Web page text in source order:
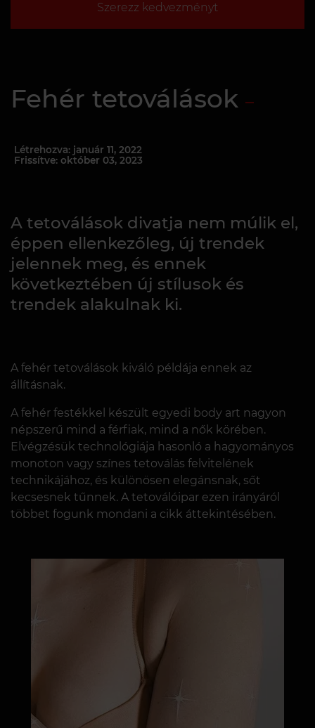
Szerezz kedvezményt
Fehér tetoválások
Létrehozva: január 11, 2022
Frissítve: október 03, 2023
A tetoválások divatja nem múlik el,
éppen ellenkezőleg, új trendek
jelennek meg, és ennek
következtében új stílusok és
trendek alakulnak ki.
A fehér tetoválások kiváló példája ennek az
állításnak.
A fehér festékkel készült egyedi body art nagyon
népszerű mind a férfiak, mind a nők körében.
Elvégzésük technológiája hasonló a hagyományos
monoton vagy színes tetoválás felvitelének
technikájához, és különösen elegánsnak, sőt
kecsesnek tűnnek. A tetoválóipar ezen irányáról
többet fogunk mondani a cikk áttekintésében.